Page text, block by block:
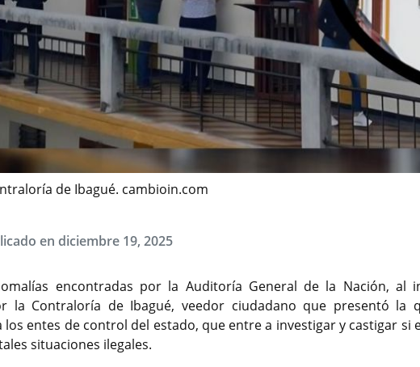
de Ibagué. cambioin.com
en diciembre 19, 2025
encontradas por la Auditoría General de la Nación, al
la Contraloría de Ibagué, veedor ciudadano que presentó la
entes de control del estado, que entre a investigar y castigar si
situaciones ilegales.